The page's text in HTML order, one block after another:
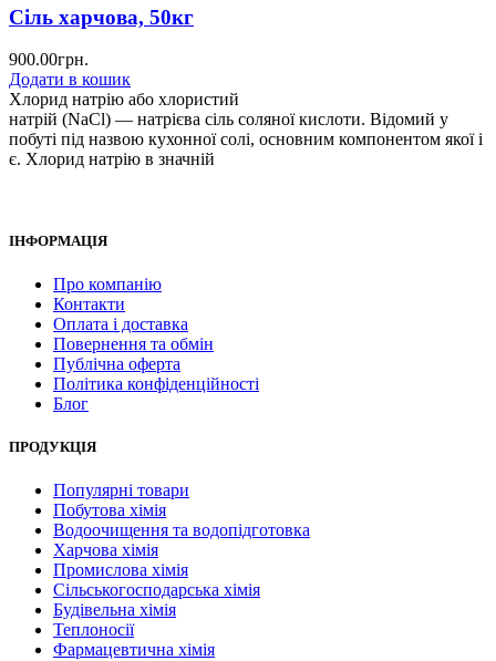
Сіль харчова, 50кг
900.00грн.
Додати в кошик
Хлорид натрію або хлористий
натрій (NaCl) — натрієва сіль соляної кислоти. Відомий у
побуті під назвою кухонної солі, основним компонентом якої і
є. Хлорид натрію в значній
ІНФОРМАЦІЯ
Про компанію
Контакти
Оплата і доставка
Повернення та обмін
Публічна оферта
Політика конфіденційності
Блог
ПРОДУКЦІЯ
Популярні товари
Побутова хімія
Водоочищення та водопідготовка
Харчова хімія
Промислова хімія
Сільськогосподарська хімія
Будівельна хімія
Теплоносії
Фармацевтична хімія